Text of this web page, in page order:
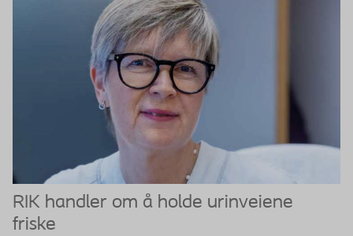
RIK handler om å holde urinveiene
friske